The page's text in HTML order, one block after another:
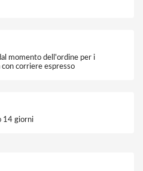
momento dell'ordine per i
corriere espresso
14 giorni